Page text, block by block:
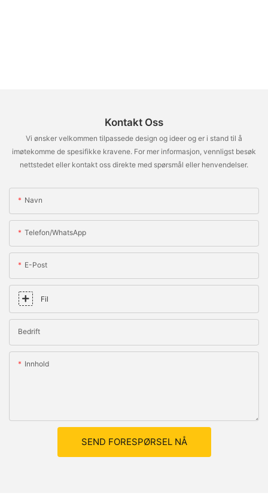
Kontakt Oss
Vi ønsker velkommen tilpassede design og ideer og er i stand til å
imøtekomme de spesifikke kravene. For mer informasjon, vennligst besøk
nettstedet eller kontakt oss direkte med spørsmål eller henvendelser.
Navn
Telefon/whatsApp
E-Post
Fil
Bedrift
Innhold
SEND FORESPØRSEL NÅ